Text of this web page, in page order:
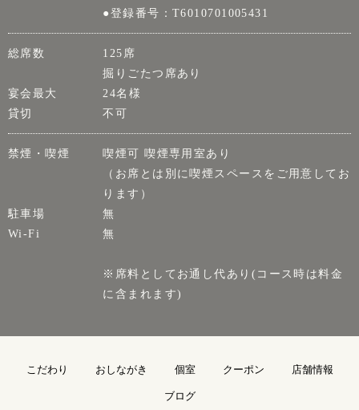
●登録番号：T6010701005431
総席数
125席
掘りごたつ席あり
宴会最大
24名様
貸切
不可
禁煙・喫煙
喫煙可 喫煙専用室あり
（お席とは別に喫煙スペースをご用意してお
ります）
駐車場
無
Wi-Fi
無
※席料としてお通し代あり(コース時は料金
に含まれます)
こだわり おしながき 個室 クーポン 店舗情報
ブログ